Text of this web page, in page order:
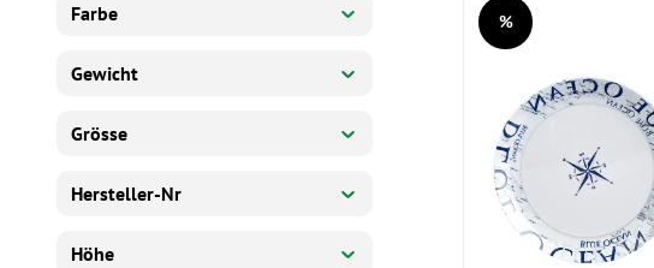
Farbe
Gewicht
Grösse
Hersteller-Nr
Höhe
Rabatt
%